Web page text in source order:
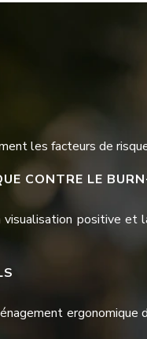
les facteurs de
CONTRE LE
positive